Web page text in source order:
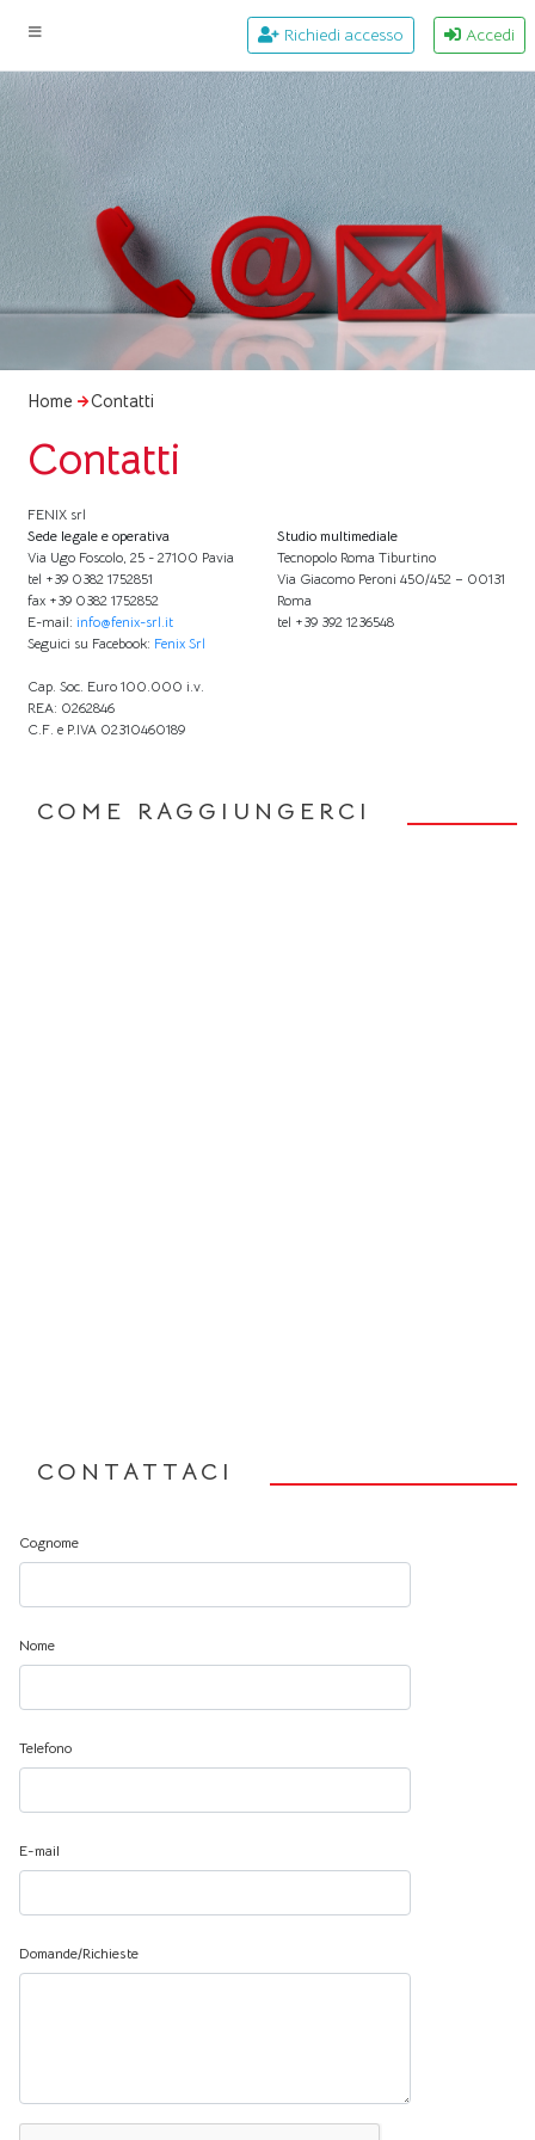
Richiedi accesso Accedi
Home Contatti
Contatti
FENIX srl
Sede legale e operativa
Via Ugo Foscolo, 25 - 27100 Pavia
tel +39 0382 1752851
fax +39 0382 1752852
E-mail: info@fenix-srl.it
Seguici su Facebook: Fenix Srl
Cap. Soc. Euro 100.000 i.v.
REA: 0262846
C.F. e P.IVA 02310460189
Studio multimediale
Tecnopolo Roma Tiburtino
Via Giacomo Peroni 450/452 – 00131
Roma
tel +39 392 1236548
COME RAGGIUNGERCI
CONTATTACI
Cognome
Nome
Telefono
E-mail
Domande/Richieste